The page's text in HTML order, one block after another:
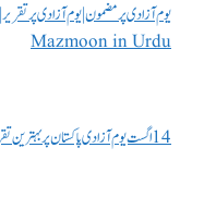
Mazmoon in Urdu
14 اگست یوم آزادی پاکستان پر بہترین تقریر | جشن آزادی پاکستان